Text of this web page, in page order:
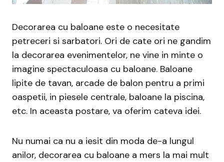
Decorarea cu baloane este o necesitate
petreceri si sarbatori. Ori de cate ori ne gandim
la decorarea evenimentelor, ne vine in minte o
imagine spectaculoasa cu baloane. Baloane
lipite de tavan, arcade de balon pentru a primi
oaspetii, in piesele centrale, baloane la piscina,
etc. In aceasta postare, va oferim cateva idei.
Nu numai ca nu a iesit din moda de-a lungul
anilor, decorarea cu baloane a mers la mai mult